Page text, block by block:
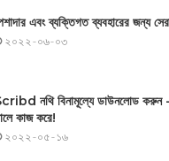
এবং ব্যক্তিগত ব্যবহারের জন্য
২০২২-০৬-০৩
নথি বিনামূল্যে ডাউনলোড
কাজ করে!
২০২২-০৫-১৬